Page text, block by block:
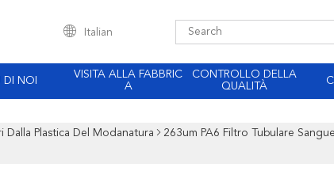
Italian
DI NOI
VISITA ALLA FABBRIC
A
CONTROLLO DELLA
QUALITÀ
Dalla Plastica Del Modanatura
263um PA6 Filtro Tubulare